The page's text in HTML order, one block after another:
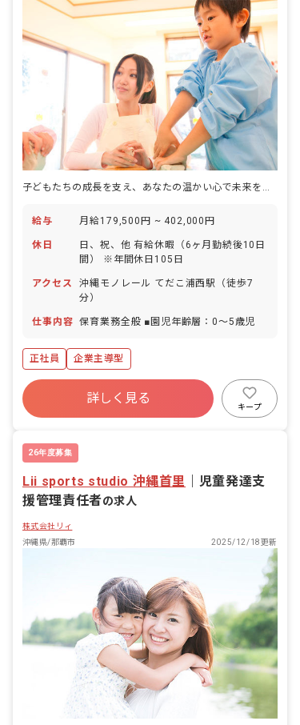
子どもたちの成長を支え、あなたの温かい心で未来を育む場所。新しい一歩を踏み出しませんか？
給与 月給179,500円 ~ 402,000円
休日
日、祝、他 有給休暇（6ヶ月勤続後10日
間） ※年間休日105日
アクセス
沖縄モノレール てだこ浦西駅（徒歩7
分）
仕事内容 保育業務全般 ■園児年齢層：0～5歳児
正社員 企業主導型
詳しく見る
キープ
26年度募集
Lii sports studio 沖縄首里
児童発達支
援管理責任者の求人
株式会社リィ
沖縄県/那覇市
2025/12/18更新